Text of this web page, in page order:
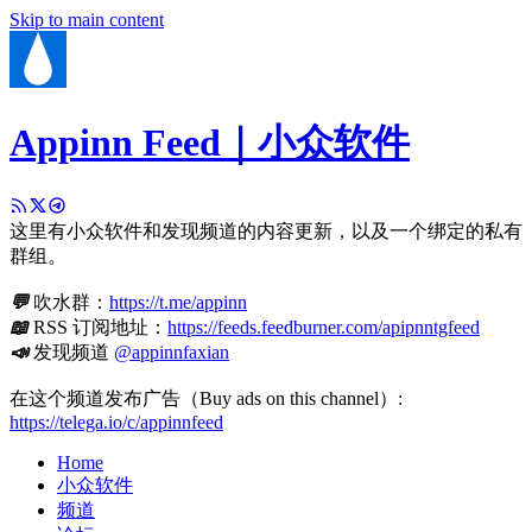
Skip to main content
Appinn Feed｜小众软件
这里有小众软件和发现频道的内容更新，以及一个绑定的私有
群组。
💬吹水群： https://t.me/appinn
📖RSS 订阅地址： https://feeds.feedburner.com/apipnntgfeed
📣发现频道 @appinnfaxian
在这个频道发布广告（Buy ads on this channel）:
https://telega.io/c/appinnfeed
Home
小众软件
频道